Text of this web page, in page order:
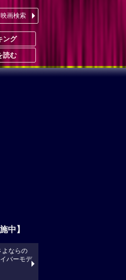
画検索
ング
読む
中】
よならの
バーモデ